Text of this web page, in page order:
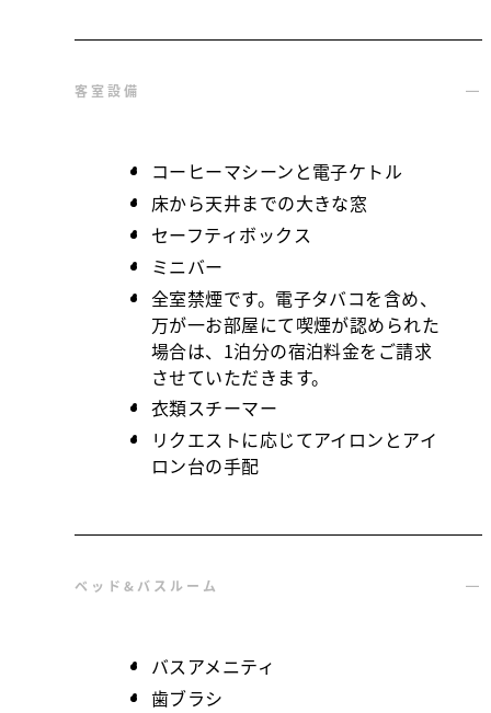
客室設備
コーヒーマシーンと電子ケトル
床から天井までの大きな窓
セーフティボックス
ミニバー
全室禁煙です。電子タバコを含め、
万が一お部屋にて喫煙が認められた
場合は、1泊分の宿泊料金をご請求
させていただきます。
衣類スチーマー
リクエストに応じてアイロンとアイ
ロン台の手配
ベッド&バスルーム
バスアメニティ
歯ブラシ